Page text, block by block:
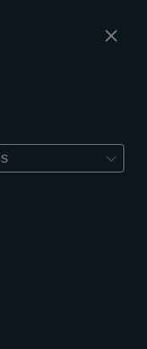
unieke wereld. Dat
gebruikt wordt.
termen onder